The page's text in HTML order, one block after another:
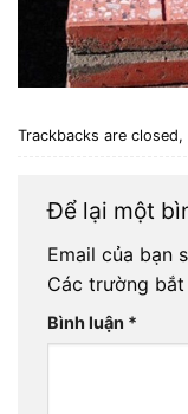
Trackbacks are
Để lại một
Email của bạn
Các trường
Bình luận *